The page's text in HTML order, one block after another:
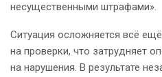
несущественными штрафами».
Ситуация осложняется всё
на проверки, что затрудняет
на нарушения. В результате